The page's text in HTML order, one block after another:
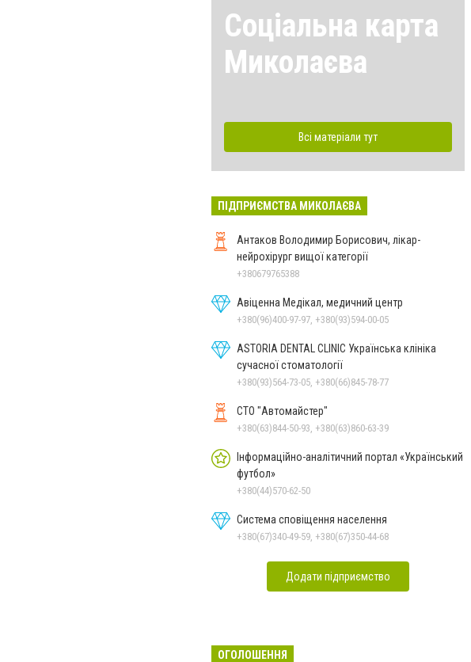
Соціальна карта
Миколаєва
Всі матеріали тут
ПІДПРИЄМСТВА МИКОЛАЄВА
Антаков Володимир Борисович, лікар-
нейрохірург вищої категорії
+380679765388
Авіценна Медікал, медичний центр
+380(96)400-97-97, +380(93)594-00-05
ASTORIA DENTAL CLINIC Українська клініка
сучасної стоматології
+380(93)564-73-05, +380(66)845-78-77
СТО "Автомайстер"
+380(63)844-50-93, +380(63)860-63-39
Інформаційно-аналітичний портал «Український
футбол»
+380(44)570-62-50
Система сповіщення населення
+380(67)340-49-59, +380(67)350-44-68
Додати підприємство
ОГОЛОШЕННЯ